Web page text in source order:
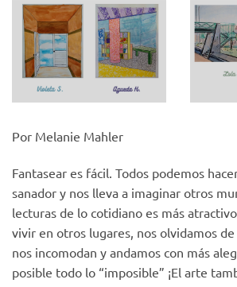
Por Melanie Mahler
Fantasear es fácil. Todos podemos
sanador y nos lleva a imaginar otros
lecturas de lo cotidiano es más
vivir en otros lugares, nos olvidamos
nos incomodan y andamos con más
posible todo lo “imposible” ¡El arte